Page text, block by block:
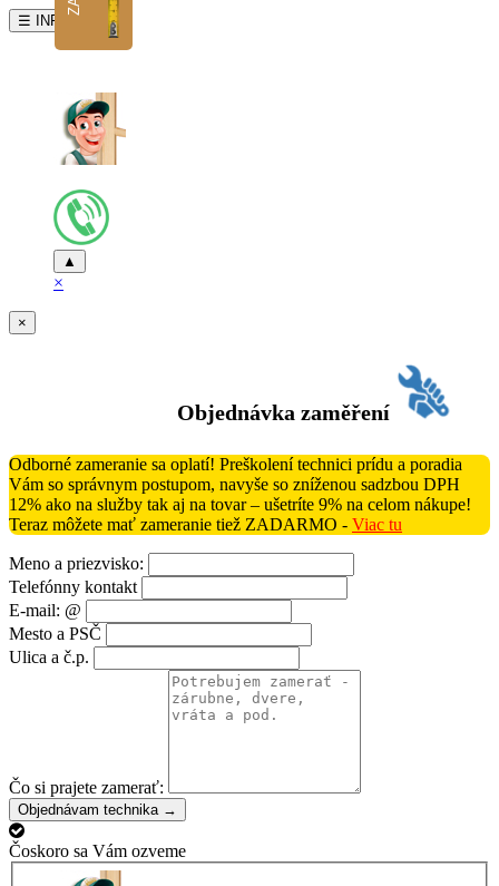
☰ INFO
▲
×
×
Objednávka zaměření
Odborné zameranie sa oplatí! Preškolení technici prídu a poradia
Vám so správnym postupom, navyše so zníženou sadzbou DPH
12% ako na služby tak aj na tovar – ušetríte 9% na celom nákupe!
Teraz môžete mať zameranie tiež ZADARMO - Viac tu
Meno a priezvisko:
Telefónny kontakt
E-mail: @
Mesto a PSČ
Ulica a č.p.
Čo si prajete zamerať:
Objednávam technika →
Čoskoro sa Vám ozveme